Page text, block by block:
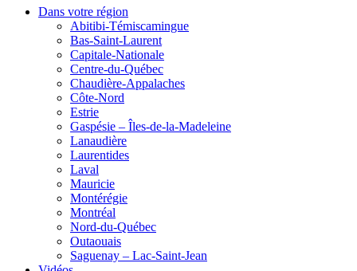
Dans votre région
Abitibi-Témiscamingue
Bas-Saint-Laurent
Capitale-Nationale
Centre-du-Québec
Chaudière-Appalaches
Côte-Nord
Estrie
Gaspésie – Îles-de-la-Madeleine
Lanaudière
Laurentides
Laval
Mauricie
Montérégie
Montréal
Nord-du-Québec
Outaouais
Saguenay – Lac-Saint-Jean